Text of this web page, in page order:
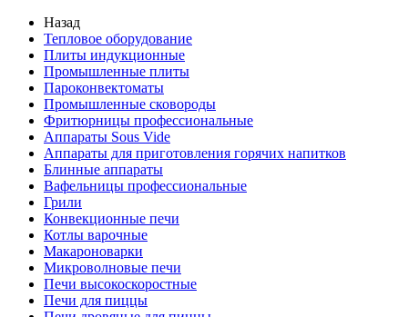
Назад
Тепловое оборудование
Плиты индукционные
Промышленные плиты
Пароконвектоматы
Промышленные сковороды
Фритюрницы профессиональные
Аппараты Sous Vide
Аппараты для приготовления горячих напитков
Блинные аппараты
Вафельницы профессиональные
Грили
Конвекционные печи
Котлы варочные
Макароноварки
Микроволновые печи
Печи высокоскоростные
Печи для пиццы